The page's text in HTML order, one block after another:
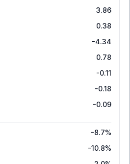
3.86
0.38
-4.34
0.78
-0.11
-0.18
-0.09
-8.7%
-10.8%